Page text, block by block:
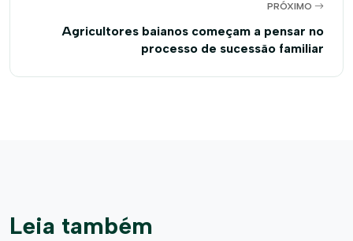
PRÓXIMO
Agricultores baianos começam a pensar no
processo de sucessão familiar
Leia também